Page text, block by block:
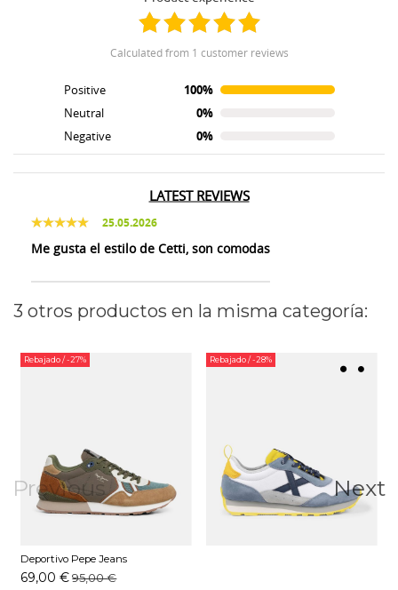
calculated from 1 customer reviews
Positive
100%
Neutral
0%
Negative
0%
LATEST REVIEWS
25.05.2026
Me gusta el estilo de Cetti, son comodas
3 otros productos en la misma categoría:
Previous
Rebajado/ -27%
Deportivo Pepe Jeans
PMS400028 Kaki
69,00 € 95,00 €
Rebajado/ -28%
Next